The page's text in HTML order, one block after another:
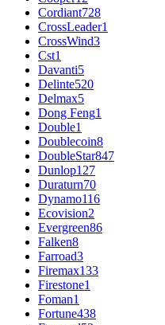
Cordiant728
CrossLeader1
CrossWind3
Cst1
Davanti5
Delinte520
Delmax5
Dong Feng1
Double1
Doublecoin8
DoubleStar847
Dunlop127
Duraturn70
Dynamo116
Ecovision2
Evergreen86
Falken8
Farroad3
Firemax133
Firestone1
Foman1
Fortune438